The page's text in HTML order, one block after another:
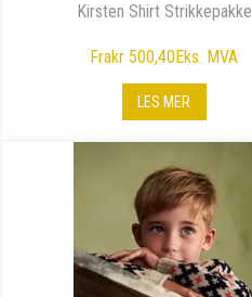
Kirsten Shirt Strikkepakke
Frakr 500,40Eks. MVA
LES MER